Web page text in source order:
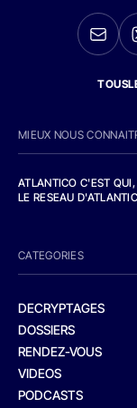
MIEUX NOUS
ATLANTICO C'EST
LE RESEAU
CATEGORIES
DECRYPTAGES
DOSSIERS
RENDEZ-VOUS
VIDEOS
PODCASTS